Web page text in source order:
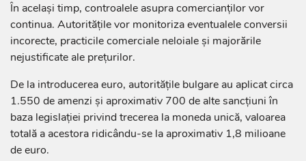
În același timp, controalele asupra comercianților vor
continua. Autoritățile vor monitoriza eventualele conversii
incorecte, practicile comerciale neloiale și majorările
nejustificate ale prețurilor.
De la introducerea euro, autoritățile bulgare au aplicat circa
1.550 de amenzi și aproximativ 700 de alte sancțiuni în
baza legislației privind trecerea la moneda unică, valoarea
totală a acestora ridicându-se la aproximativ 1,8 milioane
de euro.